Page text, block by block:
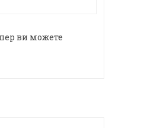
ви можете